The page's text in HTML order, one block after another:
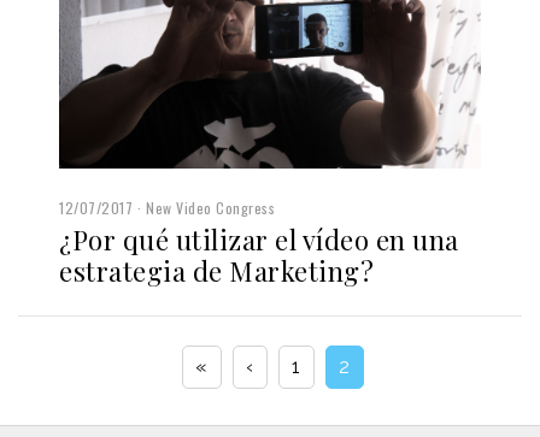
12/07/2017 New Video Congress
¿Por qué utilizar el vídeo en una
estrategia de Marketing?
« ‹ 1 2